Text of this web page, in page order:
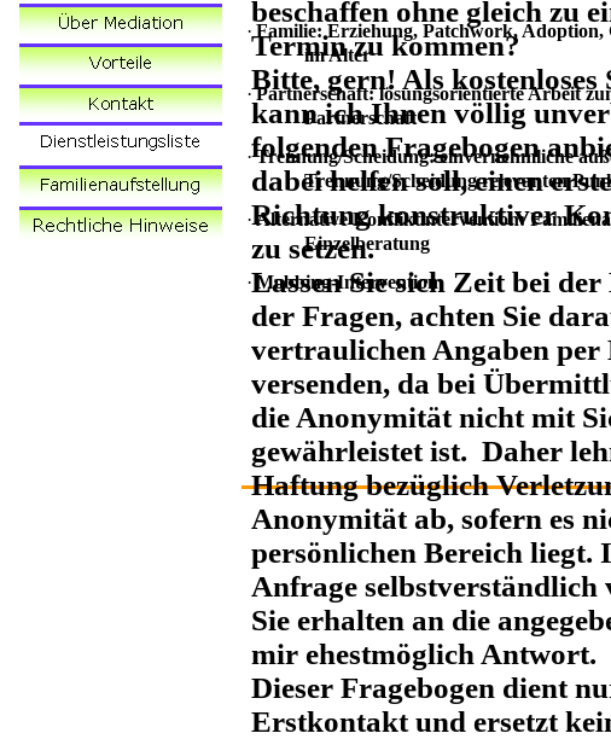
· Familie: Erziehung, Patchwork,
im Alter
·Partnerschaft: lösungsorientierte Arbeit
Partnerschaft
·Trennung/Scheidung: einvernehmliche
Trennung/Scheidung relevanten
· Alternative Konfliktintervention:
Einzelberatung
· Mobbing-Intervention
beschaffen ohne gleich zu
Termin zu kommen?
Bitte, gern! Als kostenloses
kann ich Ihnen völlig
folgenden Fragebogen
dabei helfen soll, einen
Richtung konstruktiver
zu setzen.
Lassen Sie sich Zeit bei
der Fragen, achten Sie
vertraulichen Angaben per
versenden, da bei
die Anonymität nicht mit
gewährleistet ist. Daher
Haftung bezüglich
Anonymität ab, sofern es
persönlichen Bereich liegt.
Anfrage
Sie erhalten an die
mir ehestmöglich Antwort.
Dieser Fragebogen dient
Erstkontakt und ersetzt